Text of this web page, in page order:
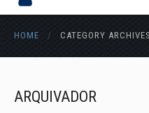
HOME / CATEGORY
ARQUIVADOR